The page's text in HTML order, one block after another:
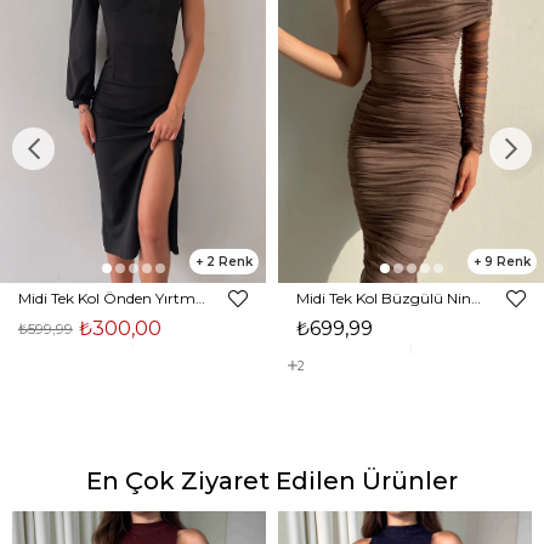
2
₺300,00
₺599,99
9
₺699,99
2
En Çok Ziyaret Edilen Ürünler